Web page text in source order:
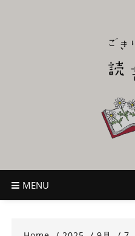
~児童書好き主催者によるオールジ
MENU